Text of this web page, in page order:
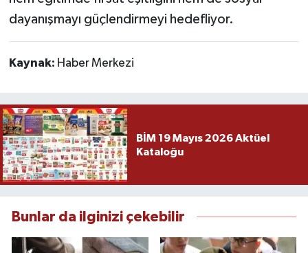
dayanışmayı güçlendirmeyi hedefliyor.
Kaynak: Haber Merkezi
BİM 19 Mayıs 2026 Aktüel
Kataloğu
Bunlar da ilginizi çekebilir